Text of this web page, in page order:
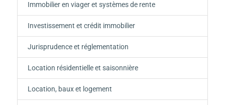
Immobilier en viager et systèmes de rente
Investissement et crédit immobilier
Jurisprudence et réglementation
Location résidentielle et saisonnière
Location, baux et logement